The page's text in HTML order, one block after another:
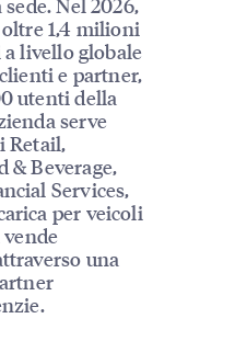
Nel 2026,
1,4 milioni
livello globale
e partner,
utenti della
serve
Retail,
& Beverage,
Services,
per veicoli
una